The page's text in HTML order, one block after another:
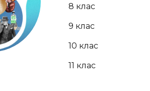
8 клас
9 клас
10 клас
11 клас